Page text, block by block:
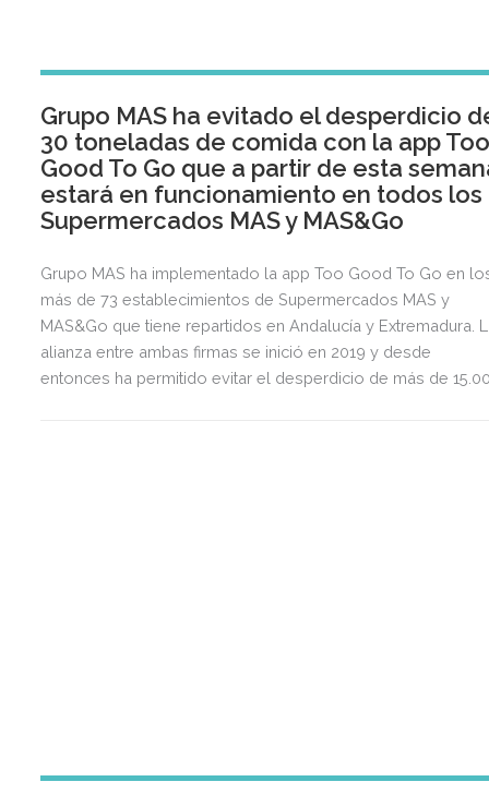
Grupo MAS ha evitado el desperdicio
30 toneladas de comida con la app
Good To Go que a partir de esta
estará en funcionamiento en todos los
Supermercados MAS y MAS&Go
Grupo MAS ha implementado la app Too Good To Go en
más de 73 establecimientos de Supermercados MAS y
MAS&Go que tiene repartidos en Andalucía y Extremadura.
alianza entre ambas firmas se inició en 2019 y desde
entonces ha permitido evitar el desperdicio de más de